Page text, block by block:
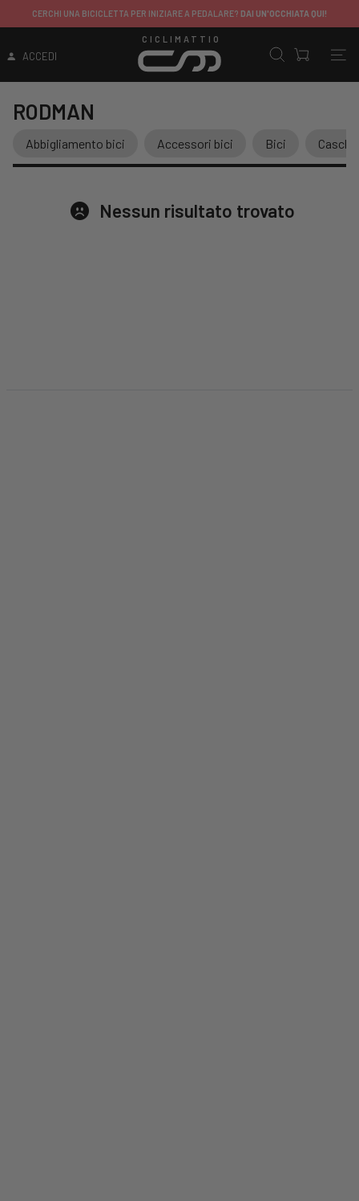
CERCHI UNA BICICLETTA PER INIZIARE A PEDALARE? DAI UN'OCCHIATA QUI!
ACCEDI
CICLIMATTIO
RODMAN
Abbigliamento bici Accessori bici Bici Caschi
Nessun risultato trovato